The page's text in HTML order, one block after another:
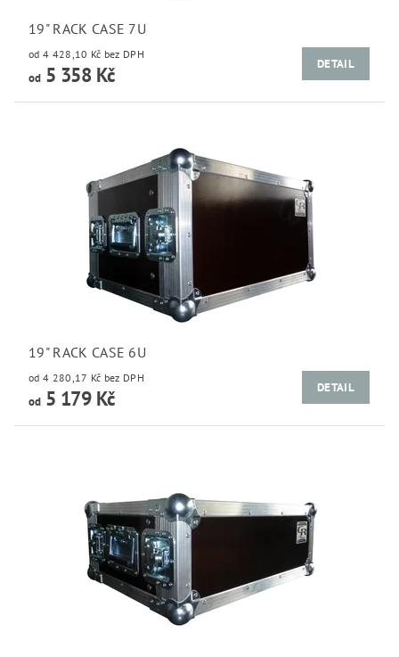
19" RACK CASE 7U
od 4 428,10 Kč bez DPH
od5 358 Kč DETAIL
19" RACK CASE 6U
od 4 280,17 Kč bez DPH
od5 179 Kč DETAIL